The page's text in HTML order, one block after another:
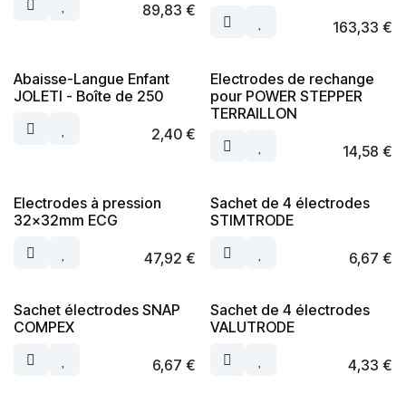
89,83 €
163,33 €
Abaisse-Langue Enfant
JOLETI - Boîte de 250
2,40€
Electrodes de rechange
pour POWER STEPPER
TERRAILLON
14,58 €
Electrodes à pression
32x32mm ECG
47,92 €
Sachet de 4 électrodes
STIMTRODE
6,67 €
Sachet électrodes SNAP
COMPEX
6,67 €
Sachet de 4 électrodes
VALUTRODE
4,33 €